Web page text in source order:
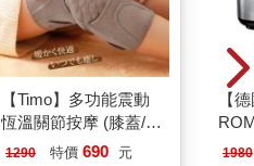
【Timo】多功能震動
恆溫關節按摩 (膝蓋/
肩/手肘通用) 無線充電
1290 特價 690 元
【
曼
1980